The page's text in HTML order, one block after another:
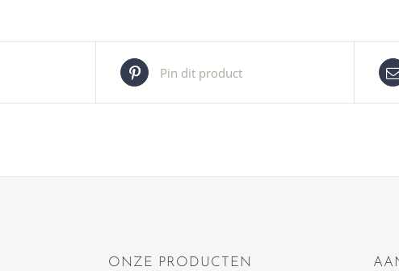
Pin dit product
ONZE PRODUCTEN